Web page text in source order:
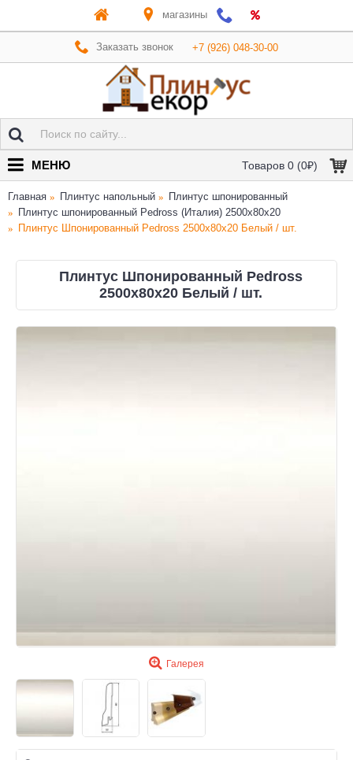
магазины
Заказать звонок +7 (926) 048-30-00
Товаров 0 (0₽)
МЕНЮ
Главная Плинтус напольный
Плинтус шпонированный
Плинтус шпонированный Pedross (Италия) 2500х80х20
Плинтус Шпонированный Pedross 2500х80х20 Белый / шт.
Плинтус Шпонированный Pedross
2500х80х20 Белый / шт.
Галерея